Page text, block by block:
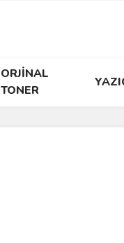
ORJİNAL
TONER